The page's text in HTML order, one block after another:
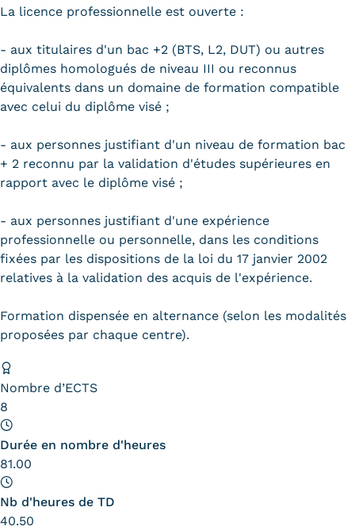
suites de parcours
Formation en présentiel
Alternance
Enseignement à distance
Validation des Acquis de
Validation des études
supérieures (VES)
Validation des acquis
professionnels et personnels
Témoignages
La licence professionnelle est ouverte :
- aux titulaires d'un bac +2 (BTS, L2, DUT) ou autres
diplômes homologués de niveau III ou reconnus
équivalents dans un domaine de formation compatible
avec celui du diplôme visé ;
- aux personnes justifiant d'un niveau de formation bac
+ 2 reconnu par la validation d'études supérieures en
rapport avec le diplôme visé ;
- aux personnes justifiant d'une expérience
professionnelle ou personnelle, dans les conditions
fixées par les dispositions de la loi du 17 janvier 2002
relatives à la validation des acquis de l'expérience.
Formation dispensée en alternance (selon les modalités
proposées par chaque centre).
Nombre d’ECTS
8
Durée en nombre d'heures
81.00
Nb d'heures de TD
40.50